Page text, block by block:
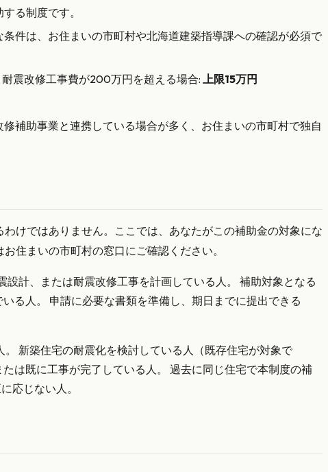
る制度です。
件は、お住まいの市町村や北海道建築指導課への確認が必須で
耐震改修工事費が200万円を超える場合: 上限15万円
補助事業と連携している場合が多く、お住まいの市町村で独自
けではありません。ここでは、あなたがこの補助金の対象にな
住まいの市町村の窓口にご確認ください。
計、または耐震改修工事を計画している人。 補助対象となる
る人。 申請に必要な書類を準備し、期日までに提出できる
新築住宅の耐震化を検討している人（既存住宅が対象で
は既に工事が完了している人。 過去に同じ住宅で本制度の補
応じない人。